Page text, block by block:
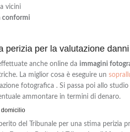
vicini
conformi
perizia per la valutazione
anche online da immagini
La miglior cosa è eseguire un
fotografica . Si passa poi allo
ammontare in termini di denaro.
domicilio
del Tribunale per una stima perizia